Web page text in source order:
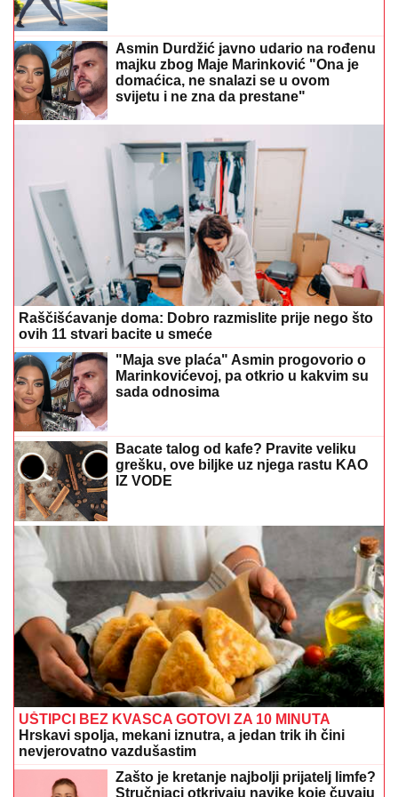
Raščišćavanje doma: Dobro razmislite prije nego što
ovih 11 stvari bacite u smeće
"Maja sve plaća" Asmin progovorio o
Marinkovićevoj, pa otkrio u kakvim su
sada odnosima
Bacate talog od kafe? Pravite veliku
grešku, ove biljke uz njega rastu KAO
IZ VODE
UŠTIPCI BEZ KVASCA GOTOVI ZA 10 MINUTA
Hrskavi spolja, mekani iznutra, a jedan trik ih čini
nevjerovatno vazdušastim
Zašto je kretanje najbolji prijatelj limfe?
Stručnjaci otkrivaju navike koje čuvaju
zdravlje
Koliko vam je sna zaista potrebno?
Odgovor nije isti za sve